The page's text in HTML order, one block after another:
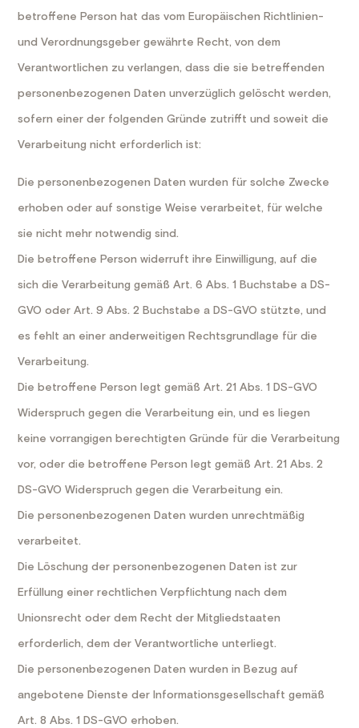
betroffene Person hat das vom Europäischen Richtlinien-
und Verordnungsgeber gewährte Recht, von dem
Verantwortlichen zu verlangen, dass die sie betreffenden
personenbezogenen Daten unverzüglich gelöscht werden,
sofern einer der folgenden Gründe zutrifft und soweit die
Verarbeitung nicht erforderlich ist:
Die personenbezogenen Daten wurden für solche Zwecke
erhoben oder auf sonstige Weise verarbeitet, für welche
sie nicht mehr notwendig sind.
Die betroffene Person widerruft ihre Einwilligung, auf die
sich die Verarbeitung gemäß Art. 6 Abs. 1 Buchstabe a DS-
GVO oder Art. 9 Abs. 2 Buchstabe a DS-GVO stützte, und
es fehlt an einer anderweitigen Rechtsgrundlage für die
Verarbeitung.
Die betroffene Person legt gemäß Art. 21 Abs. 1 DS-GVO
Widerspruch gegen die Verarbeitung ein, und es liegen
keine vorrangigen berechtigten Gründe für die Verarbeitung
vor, oder die betroffene Person legt gemäß Art. 21 Abs. 2
DS-GVO Widerspruch gegen die Verarbeitung ein.
Die personenbezogenen Daten wurden unrechtmäßig
verarbeitet.
Die Löschung der personenbezogenen Daten ist zur
Erfüllung einer rechtlichen Verpflichtung nach dem
Unionsrecht oder dem Recht der Mitgliedstaaten
erforderlich, dem der Verantwortliche unterliegt.
Die personenbezogenen Daten wurden in Bezug auf
angebotene Dienste der Informationsgesellschaft gemäß
Art. 8 Abs. 1 DS-GVO erhoben.